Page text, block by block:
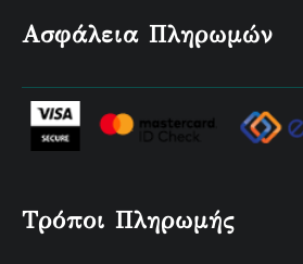
Ασφάλεια Πληρωμών
Τρόποι Πληρωμής